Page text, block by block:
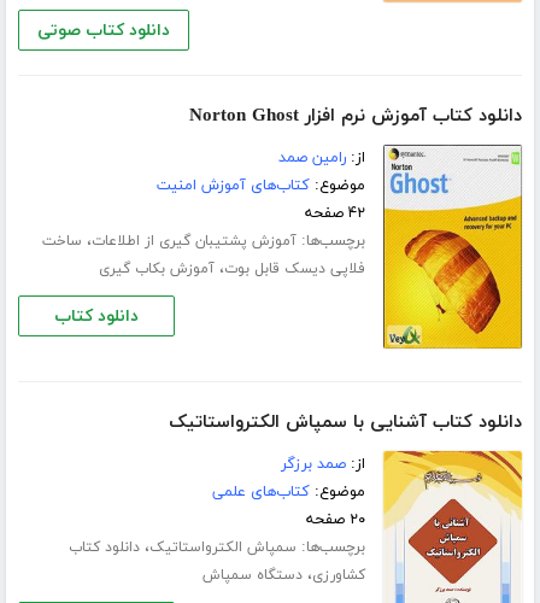
دانلود کتاب صوتی
دانلود کتاب آموزش نرم افزار Norton Ghost
از:رامین صمد
موضوع:کتاب‌های آموزش امنیت
۴۲ صفحه
برچسب‌ها:آموزش پشتیبان گیری از اطلاعات، ساخت
فلاپی دیسک قابل بوت،آموزش بکاب گیری
دانلود کتاب
دانلود کتاب آشنایی با سمپاش الکترواستاتیک
از:صمد برزگر
موضوع:کتاب‌های علمی
۲۰ صفحه
برچسب‌ها: سمپاش الکترواستاتیک،دانلود کتاب
کشاورزی،دستگاه سمپاش